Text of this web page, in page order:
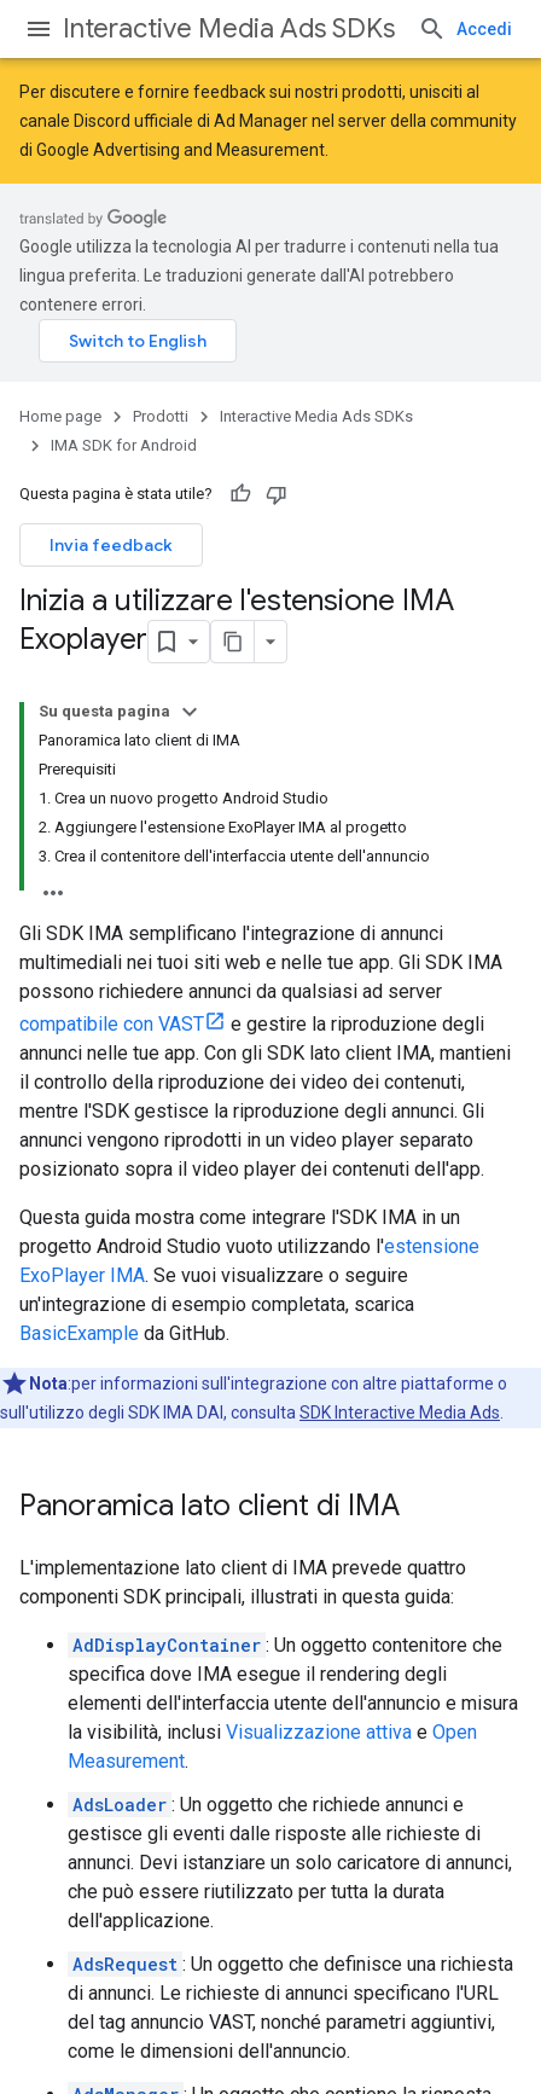
Interactive Media Ads SDKs Accedi
Per discutere e fornire feedback sui nostri prodotti, unisciti al
canale Discord ufficiale di Ad Manager nel server della community
di Google Advertising and Measurement
Google utilizza la tecnologia AI per tradurre i contenuti nella tua
lingua preferita. Le traduzioni generate dall'AI potrebbero
contenere errori.
Home page Prodotti
Interactive Media Ads SDKs
IMA SDK for Android
Questa pagina è stata utile?
Invia feedback
Inizia a utilizzare l'estensione IMA
Exoplayer
Su questa pagina
Panoramica lato client di IMA
Prerequisiti
1. Crea un nuovo progetto Android Studio
2. Aggiungere l'estensione ExoPlayer IMA al progetto
3. Crea il contenitore dell'interfaccia utente dell'annuncio
Gli SDK IMA semplificano l'integrazione di annunci
multimediali nei tuoi siti web e nelle tue app. Gli SDK IMA
possono richiedere annunci da qualsiasi ad server
compatibile con VAST
e gestire la riproduzione degli
annunci nelle tue app. Con gli SDK lato client IMA, mantieni
il controllo della riproduzione dei video dei contenuti,
mentre l'SDK gestisce la riproduzione degli annunci. Gli
annunci vengono riprodotti in un video player separato
posizionato sopra il video player dei contenuti dell'app.
Questa guida mostra come integrare l'SDK IMA in un
progetto Android Studio vuoto utilizzando l'estensione
ExoPlayer IMA. Se vuoi visualizzare o seguire
un'integrazione di esempio completata, scarica
BasicExample da GitHub.
Nota:per informazioni sull'integrazione con altre piattaforme o
sull'utilizzo degli SDK IMA DAI, consulta SDK Interactive Media Ads
Panoramica lato client di IMA
L'implementazione lato client di IMA prevede quattro
componenti SDK principali, illustrati in questa guida:
AdDisplayContainer : Un oggetto contenitore che
specifica dove IMA esegue il rendering degli
elementi dell'interfaccia utente dell'annuncio e misura
la visibilità, inclusi Visualizzazione attiva e Open
Measurement.
AdsLoader : Un oggetto che richiede annunci e
gestisce gli eventi dalle risposte alle richieste di
annunci. Devi istanziare un solo caricatore di annunci,
che può essere riutilizzato per tutta la durata
dell'applicazione.
AdsRequest : Un oggetto che definisce una richiesta
di annunci. Le richieste di annunci specificano l'URL
del tag annuncio VAST, nonché parametri aggiuntivi,
come le dimensioni dell'annuncio.